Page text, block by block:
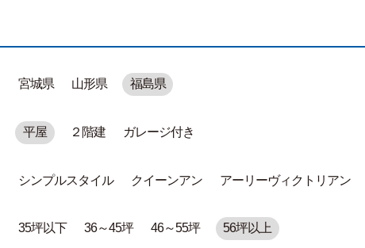
宮城県 山形県 福島県
平屋 ２階建 ガレージ付き
シンプルスタイル クイーンアン アーリーヴィクトリアン
35坪以下 36～45坪 46～55坪 56坪以上